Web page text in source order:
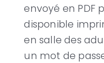
envoyé en PDF
disponible
en salle des
un mot de